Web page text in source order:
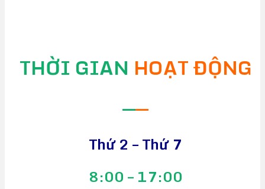
THỜI GIAN HOẠT ĐỘNG
——
Thứ 2 – Thứ 7
8:00 – 17:00